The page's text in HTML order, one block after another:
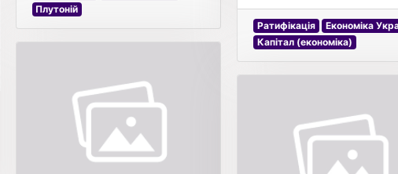
Плутоній
Ратифікація
Економіка
Капітал (економіка)